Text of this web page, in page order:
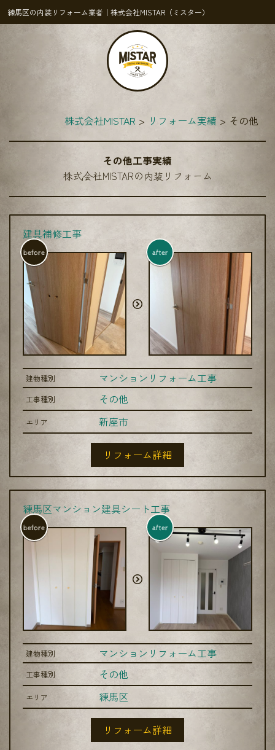
練馬区の内装リフォーム業者｜株式会社MISTAR（ミスター）
株式会社MISTAR リフォーム実績 その他
その他工事実績
株式会社MISTARの内装リフォーム
建具補修工事
before after
建物種別 マンションリフォーム工事
工事種別 その他
エリア 新座市
リフォーム詳細
練馬区マンション建具シート工事
before after
建物種別 マンションリフォーム工事
工事種別 その他
エリア 練馬区
リフォーム詳細